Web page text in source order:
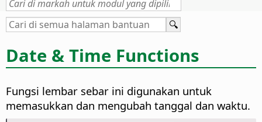
Date & Time Functions
Fungsi lembar sebar ini digunakan untuk
memasukkan dan mengubah tanggal dan waktu.